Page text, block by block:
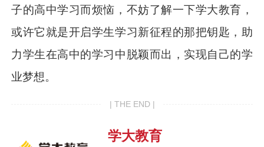
子的高中学习而烦恼，不妨了解一下学大教育，
或许它就是开启学生学习新征程的那把钥匙，助
力学生在高中的学习中脱颖而出，实现自己的学
业梦想。
| THE END |
学大教育